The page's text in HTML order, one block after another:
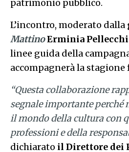
patrimonio pubblico.
L’incontro, moderato dalla
MattinoErminia
linee guida della
accompagnerà la stagione
“Questa collaborazione
segnale importante perché
il mondo della cultura con
professioni e della
dichiarato il Direttore dei